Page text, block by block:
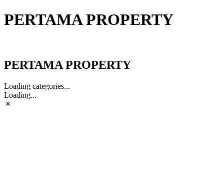
PERTAMA PROPERTY
PERTAMA PROPERTY
Loading categories...
Loading...